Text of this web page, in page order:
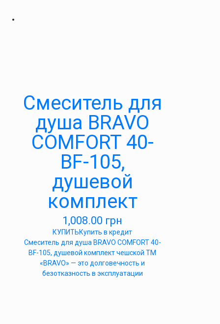
Cмеситель для
душа BRAVO
COMFORT 40-
BF-105,
душевой
комплект
1,008.00 грн
КУПИТЬКупить в кредит
Cмеситель для душа BRAVO COMFORT 40-
BF-105, душевой комплект чешской ТМ
«BRAVO» — это долговечность и
безотказность в эксплуатации